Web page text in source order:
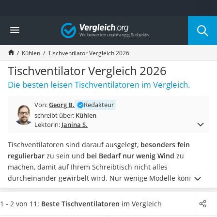
Die beliebtesten Vergleiche nach Kategorie
Baumarkt
Tresor feuerfest
Makita-Akku-Rasenmäher
Kappsäge
Smartes Türschloss
Akku-Rasentrimmer
Feuchtigkeitsmessgerät
Split-Klimaanlage 2 Innengeräte
Pelletofen
Tiefbrunnenpumpe
Fliesenschneider
Hochdruckreiniger
Doppelschleifer
Überwachungskamera
Benzinrasenmäher mit Elektrostart
Vergleich
Kühlen Tischventilator Vergleich 2026
Tischventilator Vergleich 2026
Die besten leisen Tischventilatoren im Vergleich.
Von:Georg B.
Redakteur
schreibt über: Kühlen
Lektorin: Janina S.
Tischventilatoren sind darauf ausgelegt, besonders fein
regulierbar zu sein und bei Bedarf nur wenig Wind zu
machen, damit auf Ihrem Schreibtisch nicht alles
durcheinander gewirbelt wird. Nur wenige Modelle können
in der Hinsicht überzeugen. Andere kommen hingegen nie
auf einen vernünftigen Luftstrom, was bei großer Hitze
1 - 2 von 11: Beste Tischventilatoren im Vergleich